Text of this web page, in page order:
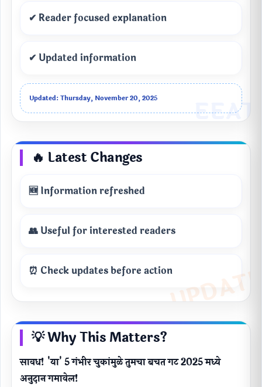
✔ Reader focused explanation
✔ Updated information
Updated: Thursday, November 20, 2025
🔥 Latest Changes
🆕 Information refreshed
👥 Useful for interested readers
⏰ Check updates before action
💡 Why This Matters?
सावध! 'या' 5 गंभीर चुकांमुळे तुमचा बचत गट 2025 मध्ये
अनुदान गमावेल!